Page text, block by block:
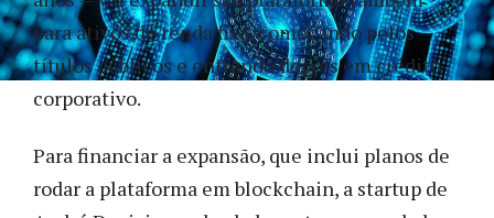
para ativos de renda fixa, começando pelos
títulos públicos e entrando depois em crédito
corporativo.
Para financiar a expansão, que inclui planos de
rodar a plataforma em blockchain, a startup de